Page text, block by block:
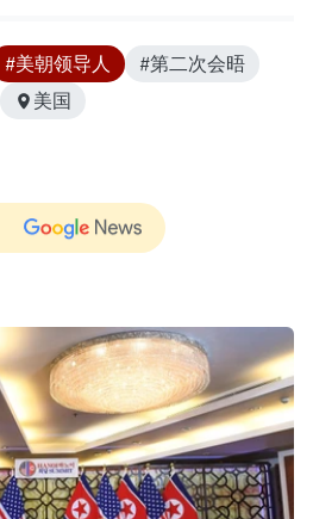
#美朝领导人
#第二次会晤
美国